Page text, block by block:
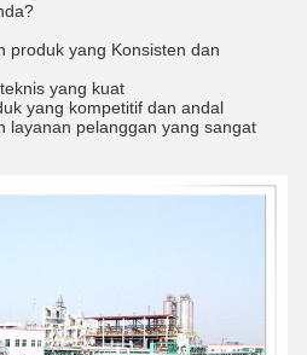
produk yang Konsisten dan
yang kuat
yang kompetitif dan andal
layanan pelanggan yang sangat